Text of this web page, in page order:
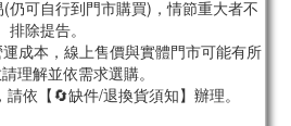
仍可自行到門市購買)，情節重大者不
排除提告。
成本，線上售價與實體門市可能有所
理解並依需求選購。
依【🔄缺件/退換貨須知】辦理。